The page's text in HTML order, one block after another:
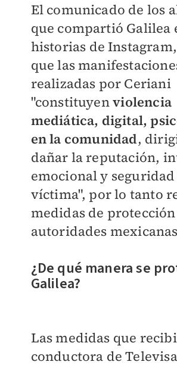
El comunicado de los
que compartió Galilea
historias de
que las
realizadas por Ceriani
"constituyenviolencia
mediática, digital,
en la comunidad,
dañar la reputación,
emocional y
víctima", por lo tanto
medidas de
autoridades
¿De qué manera se
Galilea?
Las medidas que
conductora de